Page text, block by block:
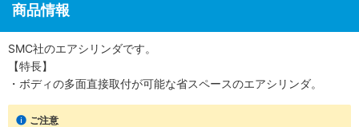
商品情報
SMC社のエアシリンダです。
【特長】
・ボディの多面直接取付が可能な省スペースのエアシリンダ。
ご注意